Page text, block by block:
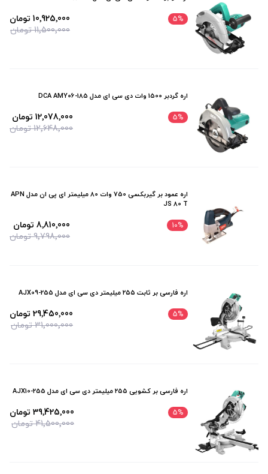
5%
11٬500٬000 تومان
10٬925٬000 تومان
اره گردبر 1500 وات دی سی ای مدل DCA AMY06-185
5%
12٬648٬000 تومان
12٬078٬000 تومان
اره عمود بر گیربکسی 750 وات 80 میلیمتر ای پی ان مدل APN
JS 80 T
10%
9٬798٬000 تومان
8٬810٬000 تومان
اره فارسی بر ثابت ۲۵۵ میلیمتر دی سی ای مدل AJX09-255
5%
31٬000٬000 تومان
29٬450٬000 تومان
اره فارسی بر کشویی ۲۵۵ میلیمتر دی سی ای مدل AJX10-255
5%
41٬500٬000 تومان
39٬425٬000 تومان